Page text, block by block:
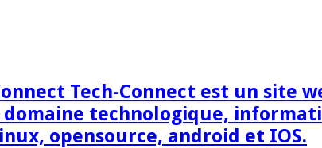
Tech-Connect est un site
technologique,
opensource, android et IOS.